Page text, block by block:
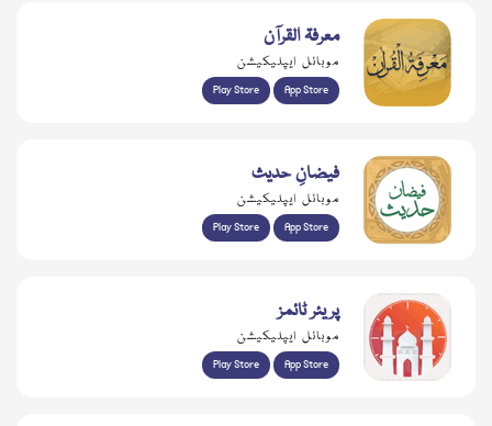
معرفۃ القرآن
موبائل ایپلیکیشن
Play Store App Store
فیضانِ حدیث
موبائل ایپلیکیشن
Play Store App Store
پریئر ٹائمز
موبائل ایپلیکیشن
Play Store App Store